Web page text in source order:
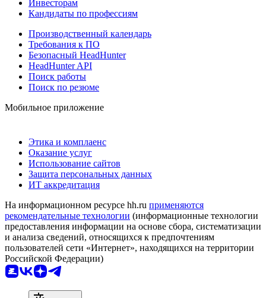
Инвесторам
Кандидаты по профессиям
Производственный календарь
Требования к ПО
Безопасный HeadHunter
HeadHunter API
Поиск работы
Поиск по резюме
Мобильное приложение
Этика и комплаенс
Оказание услуг
Использование сайтов
Защита персональных данных
ИТ аккредитация
На информационном ресурсе hh.ru применяются
рекомендательные технологии (информационные технологии
предоставления информации на основе сбора, систематизации
и анализа сведений, относящихся к предпочтениям
пользователей сети «Интернет», находящихся на территории
Российской Федерации)